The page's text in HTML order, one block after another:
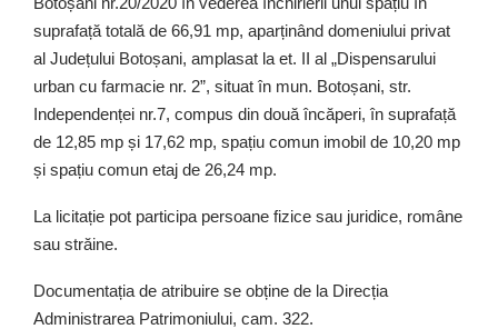
suprafață totală de 66,91 mp, aparținând domeniului privat
al Județului Botoșani, amplasat la et. II al „Dispensarului
urban cu farmacie nr. 2”, situat în mun. Botoșani, str.
Independenței nr.7, compus din două încăperi, în suprafață
de 12,85 mp și 17,62 mp, spațiu comun imobil de 10,20 mp
și spațiu comun etaj de 26,24 mp.
La licitație pot participa persoane fizice sau juridice, române
sau străine.
Documentația de atribuire se obține de la Direcția
Administrarea Patrimoniului, cam. 322.